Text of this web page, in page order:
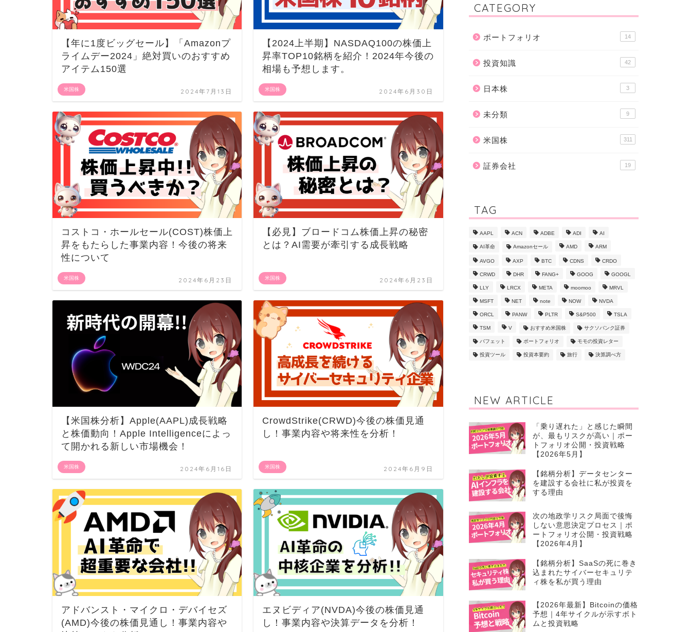
米国株
【年に1度ビッグセール】「Amazonプ
ライムデー2024」絶対買いのおすすめ
アイテム150選
2024年7月13日 米国株
【2024上半期】NASDAQ100の株価上
昇率TOP10銘柄を紹介！2024年今後の
相場も予想します。
2024年6月30日
米国株
コストコ・ホールセール(COST)株価上
昇をもたらした事業内容！今後の将来
性について
2024年6月23日 米国株
【必見】ブロードコム株価上昇の秘密
とは？AI需要が牽引する成長戦略
2024年6月23日
米国株
【米国株分析】Apple(AAPL)成長戦略
と株価動向！Apple Intelligenceによっ
て開かれる新しい市場機会！
2024年6月16日 米国株
CrowdStrike(CRWD)今後の株価見通
し！事業内容や将来性を分析！
2024年6月9日
アドバンスト・マイクロ・デバイセズ
(AMD)今後の株価見通し！事業内容や
エヌビディア(NVDA)今後の株価見通
し！事業内容や決算データを分析！
CATEGORY
ポートフォリオ 14
投資知識 42
日本株 3
未分類 9
米国株 311
証券会社 19
TAG
AAPL ACN ADBE ADI AI
AI革命 Amazonセール AMD ARM
AVGO AXP BTC CDNS CRDO
CRWD DHR FANG+ GOOG GOOGL
LLY LRCX META moomoo MRVL
MSFT NET note NOW NVDA
ORCL PANW PLTR S&P500 TSLA
TSM V おすすめ米国株 サクソバンク証券
バフェット ポートフォリオ モモの投資レター
投資ツール 投資本要約 旅行 決算調べ方
NEW ARTICLE
「乗り遅れた」と感じた瞬間
が、最もリスクが高い｜ポー
トフォリオ公開・投資戦略
【2026年5月】
【銘柄分析】データセンター
を建設する会社に私が投資を
する理由
次の地政学リスク局面で後悔
しない意思決定プロセス｜ポ
ートフォリオ公開・投資戦略
【2026年4月】
【銘柄分析】SaaSの死に巻き
込まれたサイバーセキュリテ
ィ株を私が買う理由
【2026年最新】Bitcoinの価格
予想｜4年サイクルが示すボト
ムと投資戦略